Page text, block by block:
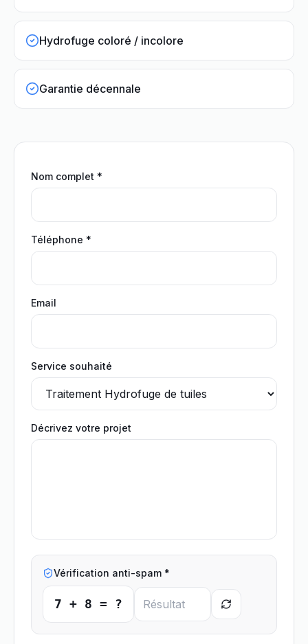
Hydrofuge coloré / incolore
Garantie décennale
Nom complet *
Téléphone *
Email
Service souhaité
Décrivez votre projet
Vérification anti-spam *
7 + 8 = ?